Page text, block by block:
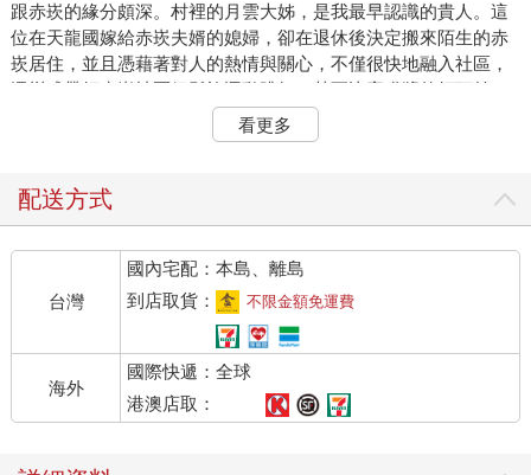
跟赤崁的緣分頗深。村裡的月雲大姊，是我最早認識的貴人。這
位在天龍國嫁給赤崁夫婿的媳婦，卻在退休後決定搬來陌生的赤
崁居住，並且憑藉著對人的熱情與關心，不僅很快地融入社區，
還變成帶領赤崁社區銀髮族運動跳舞、甚至比賽獲獎的領頭羊。
我們後來在赤崁各種計畫之能夠順利執行，找到合適的夥伴跟報
導人，就是依靠月雲大姊的居間牽線。也是從那時候開始結識宋
赤崁丁香漁業的用海知識文化，就是這麼迷人
丁香漁業原本只是我們調查研究計畫的學術工作任務，沒想到在
宋船長的引領下，慢慢變成對海洋生態變化與漁業生活文化的關
懷。我們開始帶領學生認識這全台僅有、跟一般漁業存在巨大差
異的丁香漁業文化與歷史。一般漁船回港卸魚上岸拍賣完畢就可
休息；丁香漁船捕撈回來以後，卻需要另一批人手立即接手處理
丁香漁獲，進行分選、處理，進魚灶煮魚、曬魚乾，以及丁香魚
看更多
配送方式
台灣
國內宅配：本島、離島
到店取貨：
不限金額免運費
海外
國際快遞：全球
港澳店取：